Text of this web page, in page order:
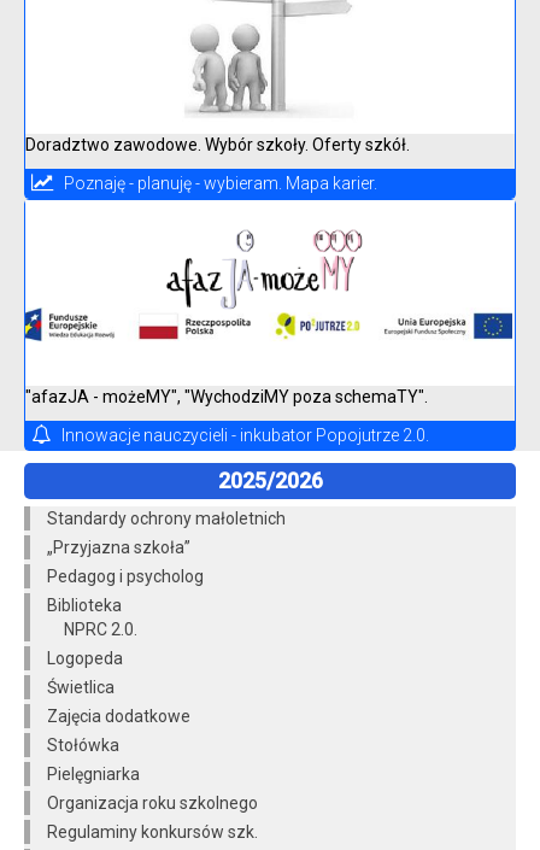
Doradztwo zawodowe. Wybór szkoły. Oferty szkół.
Poznaję - planuję - wybieram. Mapa karier.
"afazJA - możeMY", "WychodziMY poza schemaTY".
Innowacje nauczycieli - inkubator Popojutrze 2.0.
2025/2026
Standardy ochrony małoletnich
„Przyjazna szkoła”
Pedagog i psycholog
Biblioteka
NPRC 2.0.
Logopeda
Świetlica
Zajęcia dodatkowe
Stołówka
Pielęgniarka
Organizacja roku szkolnego
Regulaminy konkursów szk.